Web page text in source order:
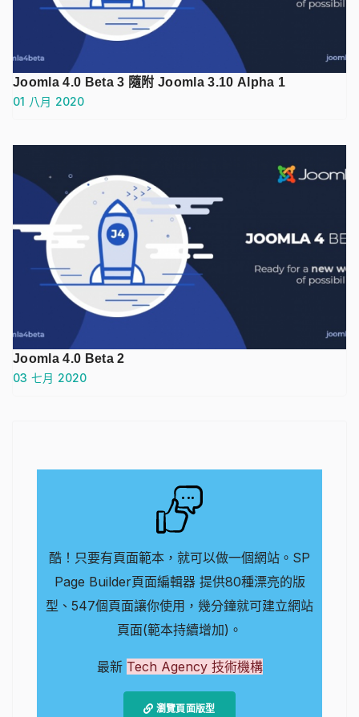
Joomla 4.0 Beta 3 隨附 Joomla 3.10 Alpha 1
01 八月 2020
Joomla 4.0 Beta 2
03 七月 2020
酷！只要有頁面範本，就可以做一個網站。SP
Page Builder頁面編輯器 提供80種漂亮的版
型、547個頁面讓你使用，幾分鐘就可建立網站
頁面(範本持續增加)。
最新 Tech Agency 技術機構
瀏覽頁面版型